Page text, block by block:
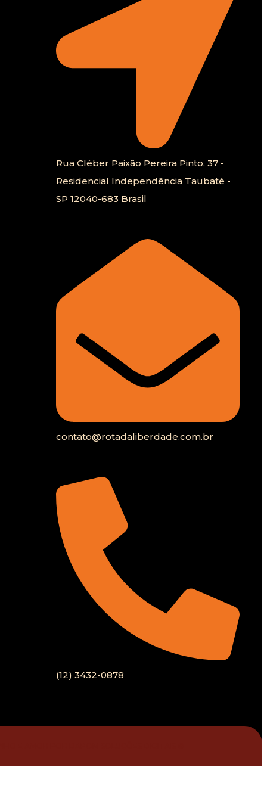
Rua Cléber Paixão Pereira Pinto, 37 -
Residencial Independência Taubaté -
SP 12040-683 Brasil
contato@rotadaliberdade.com.br
(12) 3432-0878